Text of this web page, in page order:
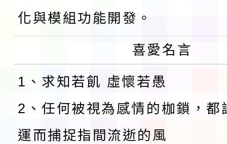
化與模組功能開發。
喜愛名言
1、求知若飢 虛懷若愚
2、任何被視為感情的枷鎖，都
運而捕捉指間流逝的風